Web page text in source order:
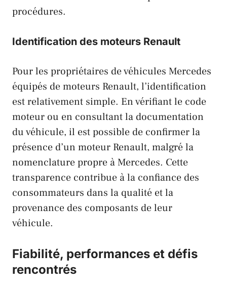
procédures.
Identification des moteurs Renault
Pour les propriétaires de véhicules Mercedes
équipés de moteurs Renault, l’identification
est relativement simple. En vérifiant le code
moteur ou en consultant la documentation
du véhicule, il est possible de confirmer la
présence d’un moteur Renault, malgré la
nomenclature propre àMercedes. Cette
transparence contribue à la confiance des
consommateurs dans la qualité et la
provenance des composants de leur
véhicule.
Fiabilité, performances et défis
rencontrés